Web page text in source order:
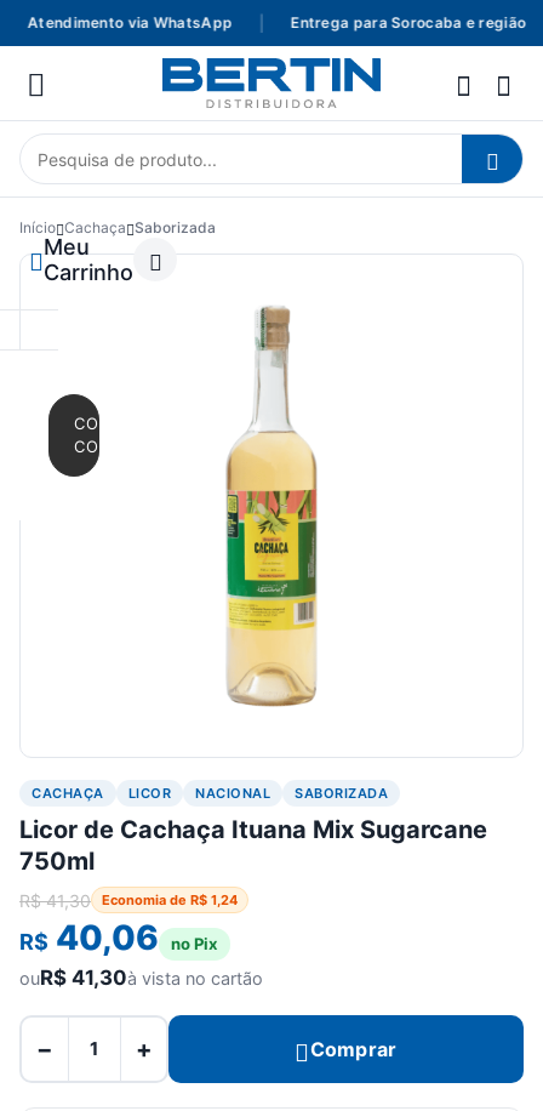
Atendimento via WhatsApp Entrega para Sorocaba e região
Meu
Carrinho
CONTINUAR
COMPRANDO
Início Cachaça Saborizada
CACHAÇA LICOR NACIONAL SABORIZADA
Licor de Cachaça Ituana Mix Sugarcane
750ml
R$41,30 Economia de R$ 1,24
R$ 40,06 no Pix
ouR$ 41,30à vista no cartão
− + Comprar